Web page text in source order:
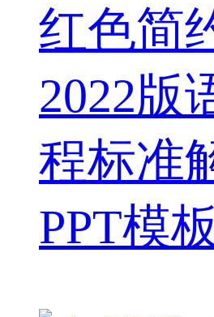
红色简
2022版
程标准
PPT模板